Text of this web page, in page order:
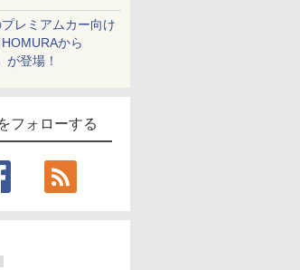
レミアムカー向け
から
が登場！
フォローする